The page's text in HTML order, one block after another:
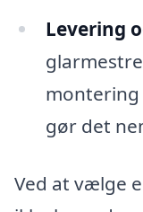
Levering
montering
gør det
Ved at vælge